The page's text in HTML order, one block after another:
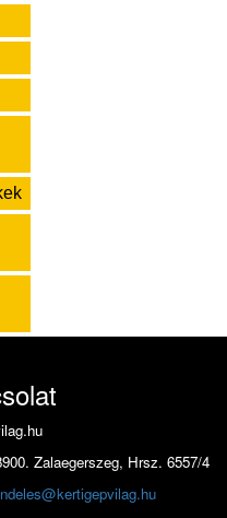
Zalaegerszeg, Hrsz. 6557/4